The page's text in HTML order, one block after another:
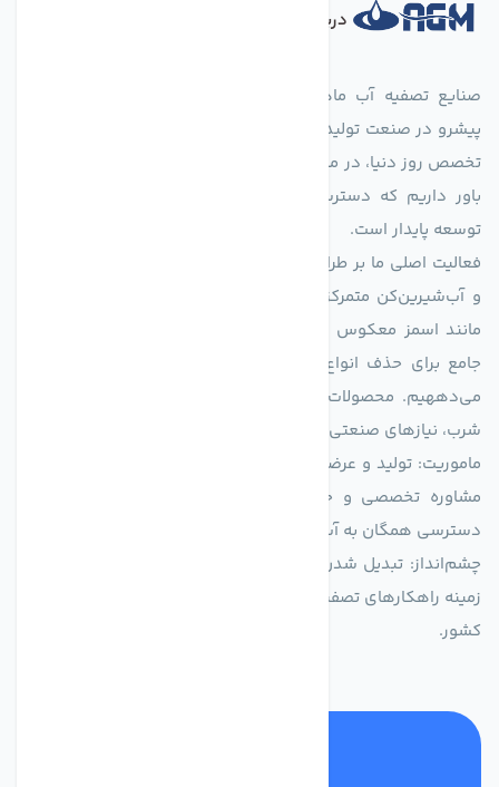
درباره فروشگاه
پیشرو در صنعت تولید تجهیزات تصفیه آب، با تکیه بر دانش فنی و
تخصص روز دنیا، در مسیر تأمین آب سالم و پایدار گام برمی‌دارد. ما
باور داریم که دسترسی به آب پاک، یک حق اساسی و زیربنای
توسعه پایدار است.
فعالیت اصلی ما بر طراحی و تولید سیستم‌های پیشرفته تصفیه آب
و آب‌شیرین‌کن متمرکز است. ما با بهره‌گیری از فناوری‌های نوین
جامع برای حذف انواع آلاینده‌ها، املاح و نمک از منابع آبی ارائه
می‌دههیم. محصولات ما برای مصارف متنوعی از جمله تأمین آب
شرب، نیازهای صنعتی و کشاورزی طراحی و بهینه‌سازی شده‌اند.
ماموریت: تولید و عرضه محصولاتی با بالاترین استاندارد کیفی، ارائه
مشاوره تخصصی و خدمات پس از فروش مطمئن برای تضمین
دسترسی همگان به آب پاک و سالم.
چشم‌انداز: تبدیل شدن به انتخاب اول صنایع و مصرف‌کنندگان در
زمینه راهکارهای تصفیه آب و ایفای نقشی کلیدی در حفظ منابع آبی
کشور.